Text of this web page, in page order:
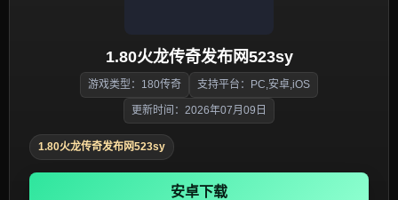
1.80火龙传奇发布网523sy
游戏类型：180传奇 支持平台：PC,安卓,iOS
更新时间：2026年07月09日
1.80火龙传奇发布网523sy
安卓下载